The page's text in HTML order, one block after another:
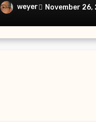
(Sat1)weyer November 26,